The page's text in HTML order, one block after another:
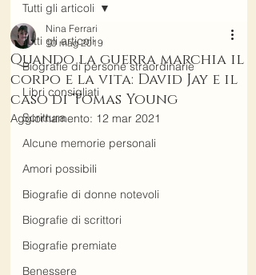
Tutti gli articoli
Biografie di persone straordinarie
Libri consigliati
Scrittura
Alcune memorie personali
Amori possibili
Biografie di donne notevoli
Biografie di scrittori
Biografie premiate
Benessere
Tutti gli articoli
Quando la guerra marchia il
corpo e la vita: David Jay e il
caso di Tomas Young
Nina Ferrari
10 mag 2019
Aggiornamento: 12 mar 2021